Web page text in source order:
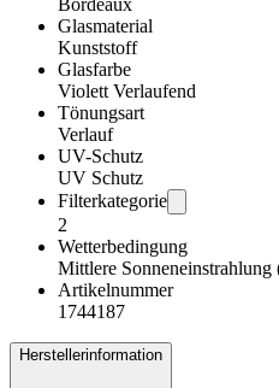
Bordeaux
Glasmaterial
Kunststoff
Glasfarbe
Violett Verlaufend
Tönungsart
Verlauf
UV-Schutz
UV Schutz
Filterkategorie
2
Wetterbedingung
Mittlere
Artikelnummer
1744187
Herstellerinformation